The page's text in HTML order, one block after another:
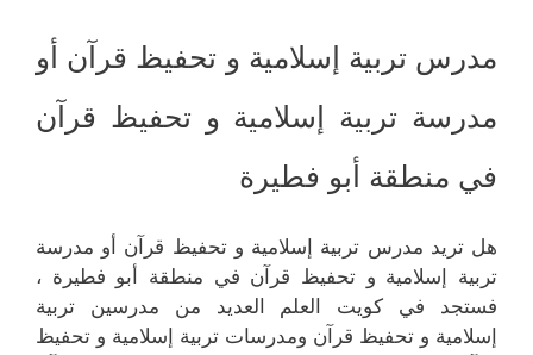
مدرس تربية إسلامية و تحفيظ قرآن أو
مدرسة تربية إسلامية و تحفيظ قرآن
في منطقة أبو فطيرة
هل تريد مدرس تربية إسلامية و تحفيظ قرآن أو مدرسة
تربية إسلامية و تحفيظ قرآن في منطقة أبو فطيرة ،
فستجد في كويت العلم العديد من مدرسين تربية
إسلامية و تحفيظ قرآن ومدرسات تربية إسلامية و تحفيظ